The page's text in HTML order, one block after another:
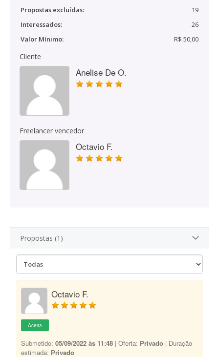
Propostas excluídas:
19
Interessados:
26
Valor Mínimo:
R$ 50,00
Cliente
Anelise De O.
Freelancer vencedor
Octavio F.
Propostas (1)
Octavio F.
Aceita
Submetido: 05/09/2022 às 11:48 | Oferta: Privado | Duração
estimada: Privado